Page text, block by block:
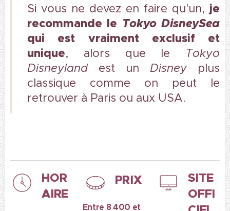
Si vous ne devez en faire qu'un, je
recommande le Tokyo DisneySea
qui est vraiment exclusif et
unique, alors que le Tokyo
Disneylandest un Disney plus
classique comme on peut le
retrouver à Paris ou aux USA.
HOR
AIRE
PRIX
Entre 8 400 et
SITE
OFFI